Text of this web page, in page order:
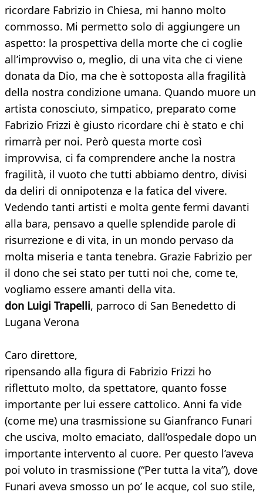
ricordare Fabrizio in Chiesa, mi hanno molto
commosso. Mi permetto solo di aggiungere un
aspetto: la prospettiva della morte che ci coglie
all’improvviso o, meglio, di una vita che ci viene
donata da Dio, ma che è sottoposta alla fragilità
della nostra condizione umana. Quando muore un
artista conosciuto, simpatico, preparato come
Fabrizio Frizzi è giusto ricordare chi è stato e chi
rimarrà per noi. Però questa morte così
improvvisa, ci fa comprendere anche la nostra
fragilità, il vuoto che tutti abbiamo dentro, divisi
da deliri di onnipotenza e la fatica del vivere.
Vedendo tanti artisti e molta gente fermi davanti
alla bara, pensavo a quelle splendide parole di
risurrezione e di vita, in un mondo pervaso da
molta miseria e tanta tenebra. Grazie Fabrizio per
il dono che sei stato per tutti noi che, come te,
vogliamo essere amanti della vita.
don Luigi Trapelli, parroco di San Benedetto di
Lugana Verona
Caro direttore,
ripensando alla figura di Fabrizio Frizzi ho
riflettuto molto, da spettatore, quanto fosse
importante per lui essere cattolico. Anni fa vide
(come me) una trasmissione su Gianfranco Funari
che usciva, molto emaciato, dall’ospedale dopo un
importante intervento al cuore. Per questo l’aveva
poi voluto in trasmissione (“Per tutta la vita”), dove
Funari aveva smosso un po’ le acque, col suo stile,